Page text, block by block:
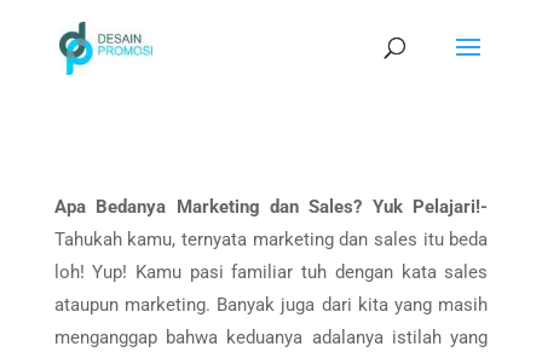
Apa Bedanya Marketing dan Sales? Yuk Pelajari!-
Tahukah kamu, ternyata marketing dan sales itu beda
loh! Yup! Kamu pasi familiar tuh dengan kata sales
ataupun marketing. Banyak juga dari kita yang masih
menganggap bahwa keduanya adalanya istilah yang